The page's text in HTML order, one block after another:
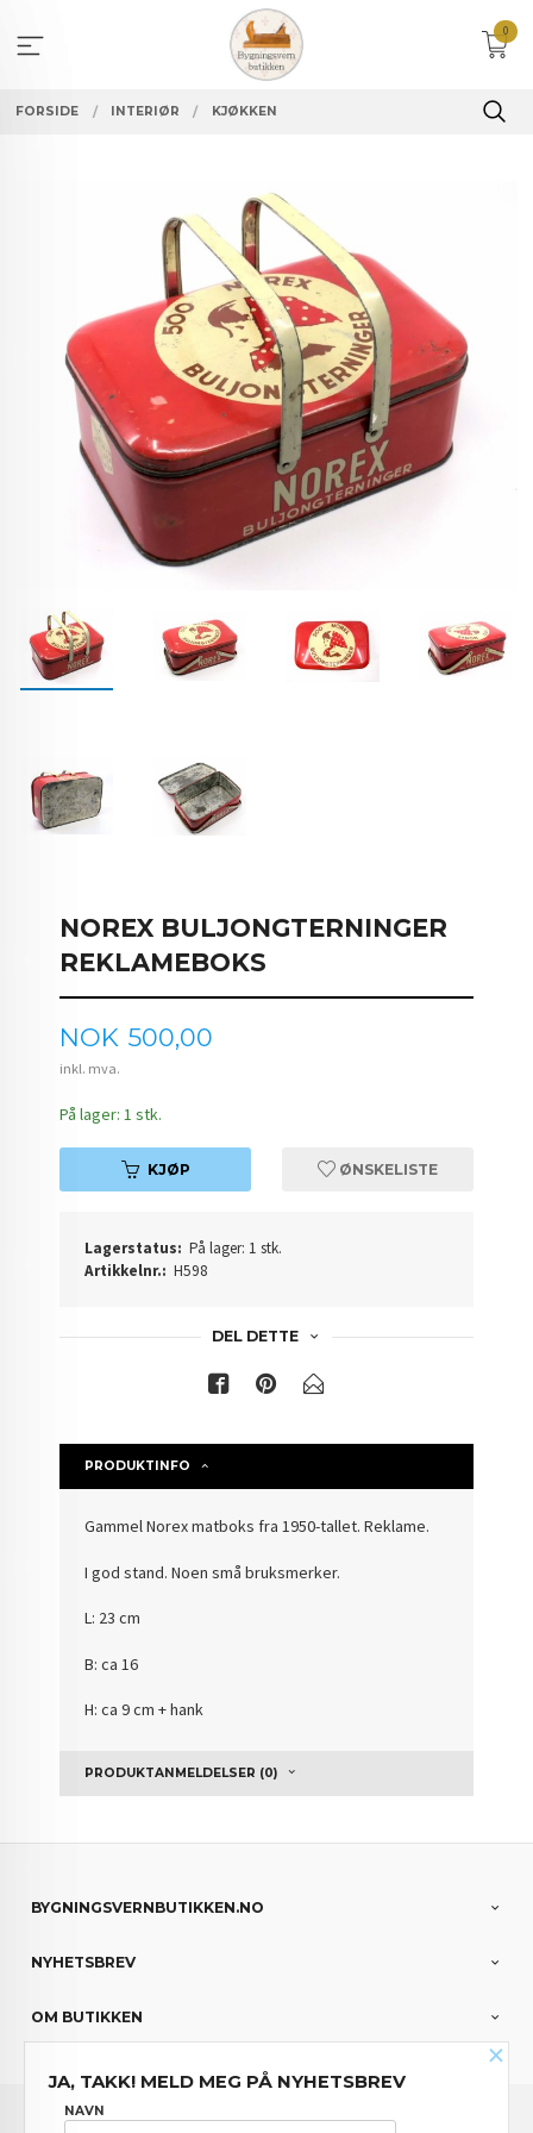
innholdet
0
FORSIDE INTERIØR KJØKKEN
NOREX BULJONGTERNINGER
REKLAMEBOKS
Pris
NOK 500,00
inkl. mva.
På lager: 1 stk.
KJØP ØNSKELISTE
Lagerstatus: På lager: 1 stk.
Artikkelnr.: H598
DEL DETTE
PRODUKTINFO
Gammel Norex matboks fra 1950-tallet. Reklame.
I god stand. Noen små bruksmerker.
L: 23 cm
B: ca 16
H: ca 9 cm + hank
PRODUKTANMELDELSER (0)
BYGNINGSVERNBUTIKKEN.NO
NYHETSBREV
OM BUTIKKEN
FRAKT
×
JA, TAKK! MELD MEG PÅ NYHETSBREV
NAVN